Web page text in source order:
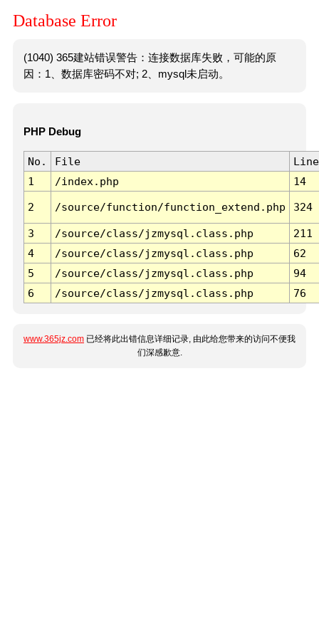
Database Error
(1040) 365建站错误警告：连接数据库失败，可能的原
因：1、数据库密码不对; 2、mysql未启动。
PHP Debug
No. File
Line
1
/index.php 14
2 /source/function/function_extend.php 324
3 /source/class/jzmysql.class.php
211
4
/source/class/jzmysql.class.php
62
5
/source/class/jzmysql.class.php
94
6
/source/class/jzmysql.class.php 76
www.365jz.com 已经将此出错信息详细记录, 由此给您带来的访问不便我
们深感歉意.